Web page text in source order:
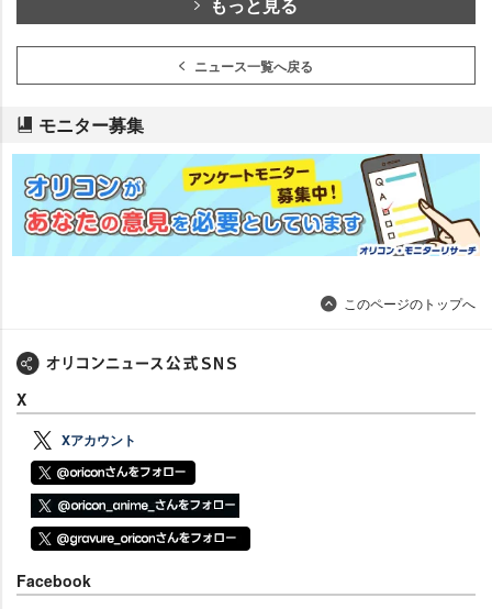
もっと見る
ニュース一覧へ戻る
モニター募集
このページのトップへ
X
Xアカウント
Facebook